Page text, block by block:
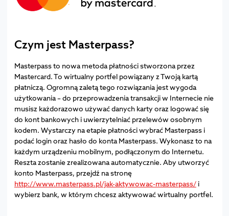
Czym jest Masterpass?
Masterpass to nowa metoda płatności stworzona przez
Mastercard. To wirtualny portfel powiązany z Twoją kartą
płatniczą. Ogromną zaletą tego rozwiązania jest wygoda
użytkowania – do przeprowadzenia transakcji w Internecie nie
musisz każdorazowo używać danych karty oraz logować się
do kont bankowych i uwierzytelniać przelewów osobnym
kodem. Wystarczy na etapie płatności wybrać Masterpass i
podać login oraz hasło do konta Masterpass. Wykonasz to na
każdym urządzeniu mobilnym, podłączonym do Internetu.
Reszta zostanie zrealizowana automatycznie. Aby utworzyć
konto Masterpass, przejdź na stronę
http://www.masterpass.pl/jak-aktywowac-masterpass/i
wybierz bank, w którym chcesz aktywować wirtualny portfel.